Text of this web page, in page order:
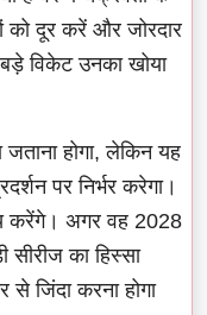
को दूर करें और जोरदार
विकेट उनका खोया
होगा, लेकिन यह
पर निर्भर करेगा।
करेंगे। अगर वह 2028
का हिस्सा
से जिंदा करना होगा